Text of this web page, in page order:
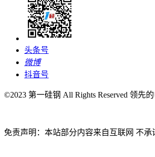
头条号
微博
抖音号
©2023 第一硅钢 All Rights Reserved 领先
免责声明：本站部分内容来自互联网 不